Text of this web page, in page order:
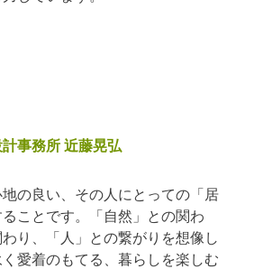
事務所 近藤晃弘
の良い、その人にとっての「居
ことです。「自然」との関わ
り、「人」との繋がりを想像し
愛着のもてる、暮らしを楽しむ